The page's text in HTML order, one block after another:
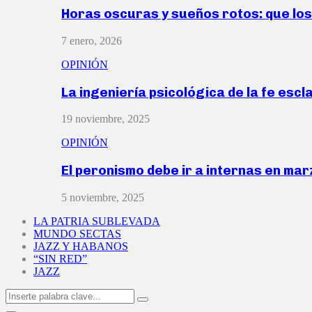
Horas oscuras y sueños rotos: que
7 enero, 2026
OPINIÓN
La ingeniería psicológica de la fe
19 noviembre, 2025
OPINIÓN
El peronismo debe ir a internas en
5 noviembre, 2025
LA PATRIA SUBLEVADA
MUNDO SECTAS
JAZZ Y HABANOS
“SIN RED”
JAZZ
Search
for:
Search